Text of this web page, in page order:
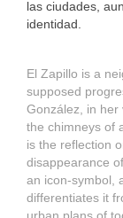
CONTACT
las ciudades,
identidad.
El Zapillo is a
supposed
González, in her
the chimneys of
is the reflection
disappearance
an icon-symbol,
differentiates it